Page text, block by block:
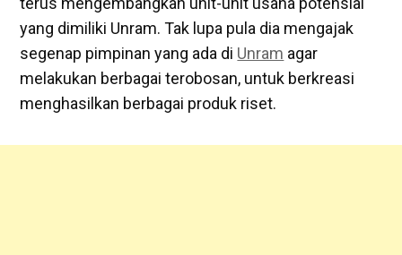
yang dimiliki Unram. Tak lupa pula dia mengajak
segenap pimpinan yang ada di Unram agar
melakukan berbagai terobosan, untuk berkreasi
menghasilkan berbagai produk riset.